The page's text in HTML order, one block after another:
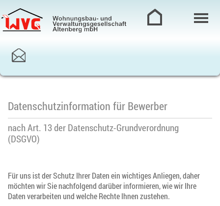
Datenschutzinformation für Bewerber
nach Art. 13 der Datenschutz-Grundverordnung
(DSGVO)
Für uns ist der Schutz Ihrer Daten ein wichtiges Anliegen, daher
möchten wir Sie nachfolgend darüber informieren, wie wir Ihre
Daten verarbeiten und welche Rechte Ihnen zustehen.